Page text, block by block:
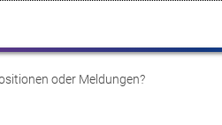
oder Meldungen?